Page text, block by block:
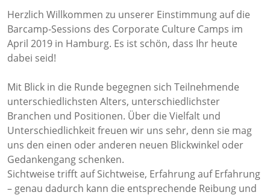
Herzlich Willkommen zu unserer Einstimmung auf die
Barcamp-Sessions des Corporate Culture Camps im
April 2019 in Hamburg. Es ist schön, dass Ihr heute
dabei seid!
Mit Blick in die Runde begegnen sich Teilnehmende
unterschiedlichsten Alters, unterschiedlichster
Branchen und Positionen. Über die Vielfalt und
Unterschiedlichkeit freuen wir uns sehr, denn sie mag
uns den einen oder anderen neuen Blickwinkel oder
Gedankengang schenken.
Sichtweise trifft auf Sichtweise, Erfahrung auf Erfahrung
– genau dadurch kann die entsprechende Reibung und